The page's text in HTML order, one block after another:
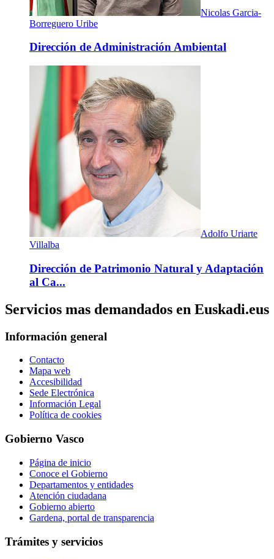
Nicolas Garcia-
Borreguero Uribe
Dirección de Administración Ambiental
Adolfo Uriarte
Villalba
Dirección de Patrimonio Natural y Adaptación
al Ca...
Servicios mas demandados en Euskadi.eus
Información general
Contacto
Mapa web
Accesibilidad
Sede Electrónica
Información Legal
Política de cookies
Gobierno Vasco
Página de inicio
Conoce el Gobierno
Departamentos y entidades
Atención ciudadana
Gobierno abierto
Gardena, portal de transparencia
Trámites y servicios